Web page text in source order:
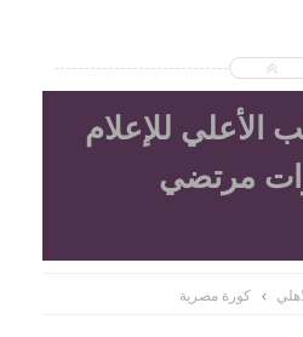
الأعلي للإعلام
مرتضي
كورة مصرية